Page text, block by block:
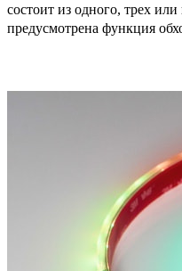
состоит из одного, трех
предусмотрена функция